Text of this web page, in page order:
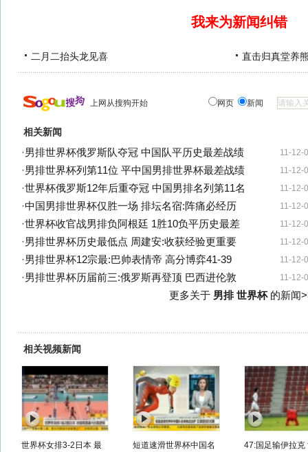
我来为新闻纠错
二月二抬头龙见喜 直击归真堂养
上网从搜狗开始 网页 新闻
相关新闻
11-12-
·男排世界杯俄罗斯队夺冠 中国队平历史最差战绩
11-12-
·男排世界杯列第11位 平中国男排世界杯最差战绩
11-12-
·世界杯俄罗斯12年后重夺冠 中国男排名列第11名
11-12-
·中国男排世界杯仅胜一场 排坛名宿:阵痛必经历
11-12-
·世界杯收官战男排负阿根廷 1胜10负平历史最差
11-12-
·男排世界杯历史最低点 周建安:收获经验更重要
11-12-
·男排世界杯12宗最:巴帅表情帝 高分博弈41-39
11-12-
·男排世界杯历届前三:俄罗斯再登顶 巴西进伦敦
更多关于 男排 世界杯的新闻
相关视频新闻
世界杯女排3-2日本 最
短道速滑世界杯中国名
47:国足输伊拉克